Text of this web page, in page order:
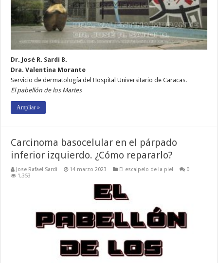
Dr. José R. Sardi B.
Dra. Valentina Morante
Servicio de dermatología del Hospital Universitario de Caracas.
El pabellón de los Martes
Ampliar »
Carcinoma basocelular en el párpado
inferior izquierdo. ¿Cómo repararlo?
Jose Rafael Sardi 14 marzo 2023 El escalpelo de la piel
0
1,353